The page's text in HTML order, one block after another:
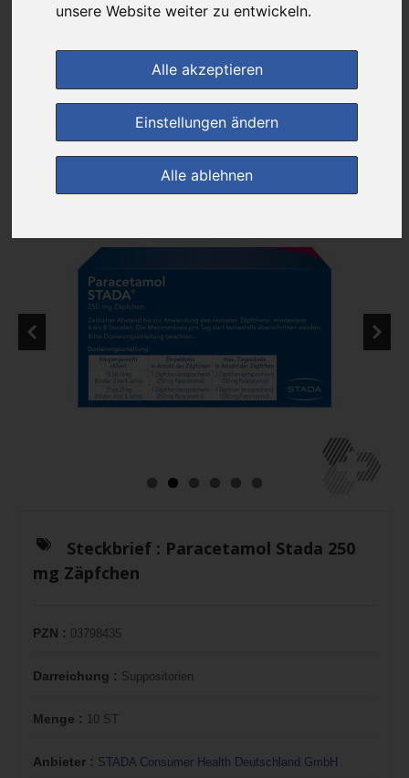
unsere Website weiter zu entwickeln.
Alle akzeptieren
Einstellungen ändern
Alle ablehnen
(0) Jetzt bewerten!
im Shop bestellen
zur Einkaufsliste
Steckbrief : Paracetamol Stada 250
mg Zäpfchen
PZN : 03798435
Darreichung : Suppositorien
Menge : 10 ST
Anbieter : STADA Consumer Health Deutschland GmbH